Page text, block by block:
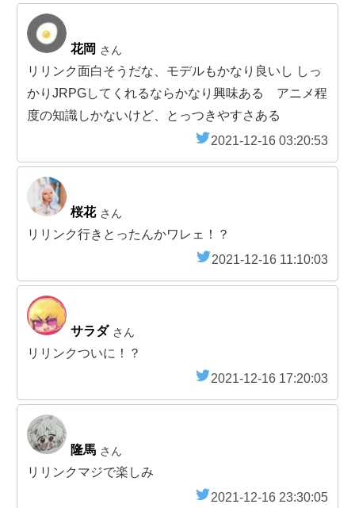
花岡 さん
リリンク面白そうだな、モデルもかなり良いし しっ
かりJRPGしてくれるならかなり興味ある アニメ程
度の知識しかないけど、とっつきやすさある
2021-12-16 03:20:53
桜花 さん
リリンク行きとったんかワレェ！？
2021-12-16 11:10:03
サラダ さん
リリンクついに！？
2021-12-16 17:20:03
隆馬 さん
リリンクマジで楽しみ
2021-12-16 23:30:05